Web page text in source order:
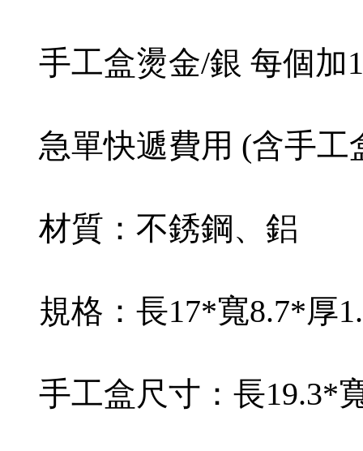
手工盒燙金/銀 每個加
急單快遞費用 (含手工
材質：不銹鋼、鋁
規格：長17*寬8.7*厚
手工盒尺寸：長19.3*